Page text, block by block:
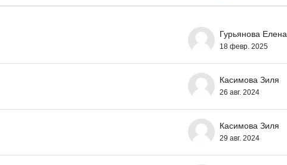
Гурьянова Елена
18 февр. 2025
Касимова Зиля
26 авг. 2024
Касимова Зиля
29 авг. 2024